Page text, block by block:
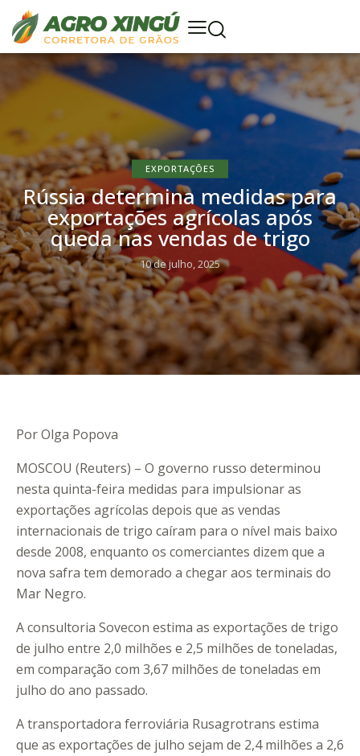
EXPORTAÇÕES
Rússia determina medidas para
exportações agrícolas após
queda nas vendas de trigo
10 de julho, 2025
Por Olga Popova
MOSCOU (Reuters) – O governo russo determinou
nesta quinta-feira medidas para impulsionar as
exportações agrícolas depois que as vendas
internacionais de trigo caíram para o nível mais baixo
desde 2008, enquanto os comerciantes dizem que a
nova safra tem demorado a chegar aos terminais do
Mar Negro.
A consultoria Sovecon estima as exportações de trigo
de julho entre 2,0 milhões e 2,5 milhões de toneladas,
em comparação com 3,67 milhões de toneladas em
julho do ano passado.
A transportadora ferroviária Rusagrotrans estima
que as exportações de julho sejam de 2,4 milhões a 2,6